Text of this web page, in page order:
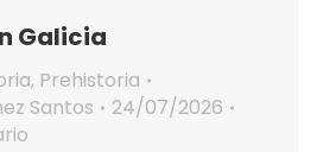
Galicia
, Prehistoria
Santos
24/07/2026